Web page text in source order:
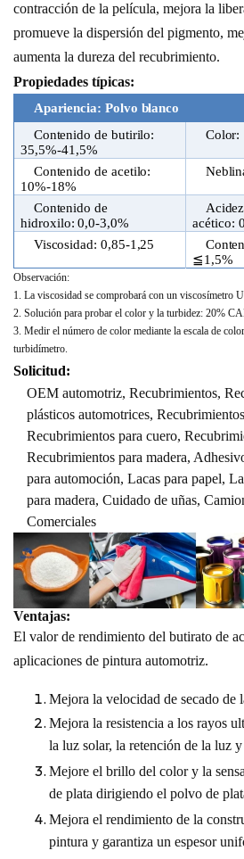
contracción de la película, mejora la
promueve la dispersión del pigmento,
aumenta la dureza del recubrimiento.
Propiedades típicas:
Apariencia: Polvo blanco
Contenido de butirilo:
35,5%-41,5%
Color:
Contenido de acetilo:
10%-18%
Contenido de
hidroxilo: 0,0-3,0%
acético:
Viscosidad: 0,85-1,25
≦1,5%
Observación:
1. La viscosidad se comprobará con un viscosímetro
2. Solución para probar el color y la turbidez: 20%
3. Medir el número de color mediante la escala de
turbidímetro.
Solicitud:
OEM automotriz, Recubrimientos,
plásticos automotrices,
Recubrimientos para cuero,
Recubrimientos para madera,
para automoción, Lacas para papel,
para madera, Cuidado de uñas,
Comerciales
Ventajas:
El valor de rendimiento del butirato de
aplicaciones de pintura automotriz.
Mejora la velocidad de secado de
Mejora la resistencia a los rayos
la luz solar, la retención de la luz
Mejore el brillo del color y la
de plata dirigiendo el polvo de
Mejora el rendimiento de la
pintura y garantiza un espesor